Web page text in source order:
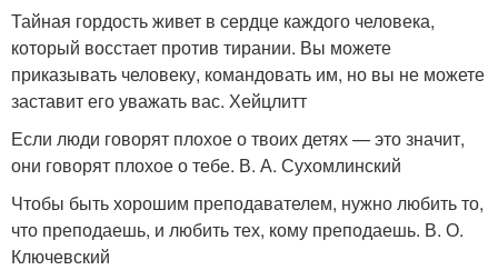
Тайная гордость живет в сердце каждого человека,
который восстает против тирании. Вы можете
приказывать человеку, командовать им, но вы не можете
заставит его уважать вас. Хейцлитт
Если люди говорят плохое о твоих детях — это значит,
они говорят плохое о тебе. В. А. Сухомлинский
Чтобы быть хорошим преподавателем, нужно любить то,
что преподаешь, и любить тех, кому преподаешь. В. О.
Ключевский